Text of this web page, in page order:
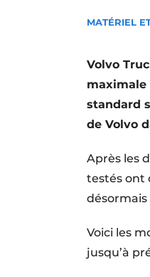
MATÉRIEL
Volvo
maximale
standard
de Volvo
Après les
testés ont
Voici les
jusqu’à